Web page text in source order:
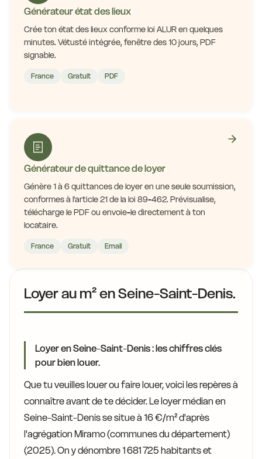
Générateur état des lieux
Crée ton état des lieux conforme loi ALUR en quelques
minutes. Vétusté intégrée, fenêtre des 10 jours, PDF
signable.
France Gratuit PDF
Générateur de quittance de loyer
Génère 1 à 6 quittances de loyer en une seule soumission,
conformes à l'article 21 de la loi 89-462. Prévisualise,
télécharge le PDF ou envoie-le directement à ton
locataire.
France Gratuit Email
Loyer au m² en Seine-Saint-Denis.
Loyer en Seine-Saint-Denis : les chiffres clés
pour bien louer.
Que tu veuilles louer ou faire louer, voici les repères à
connaître avant de te décider. Le loyer médian en
Seine-Saint-Denis se situe à 16 €/m² d'après
l'agrégation Miramo (communes du département)
(2025). On y dénombre 1 681 725 habitants et